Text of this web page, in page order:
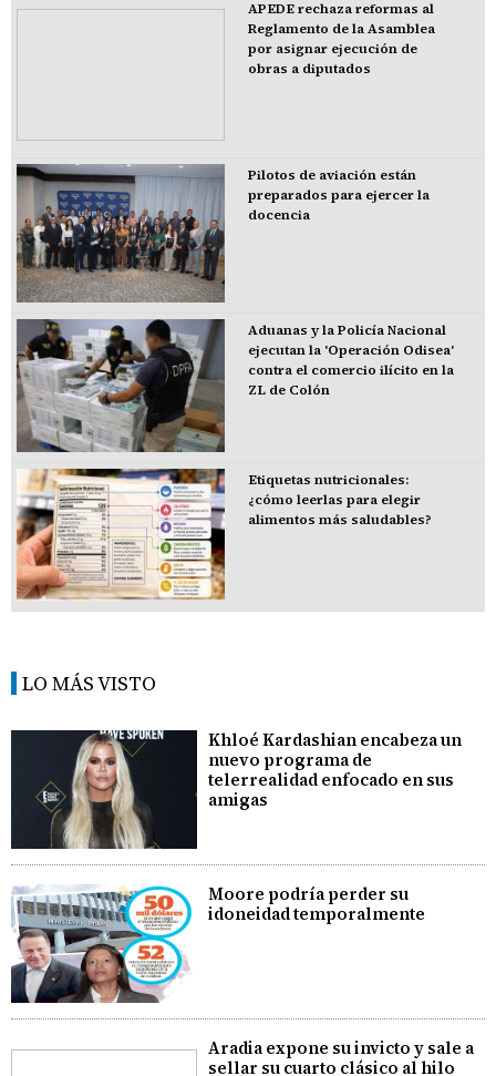
APEDE rechaza reformas al
Reglamento de la Asamblea
por asignar ejecución de
obras a diputados
Pilotos de aviación están
preparados para ejercer la
docencia
Aduanas y la Policía Nacional
ejecutan la 'Operación Odisea'
contra el comercio ilícito en la
ZL de Colón
Etiquetas nutricionales:
¿cómo leerlas para elegir
alimentos más saludables?
LO MÁS VISTO
Khloé Kardashian encabeza un
nuevo programa de
telerrealidad enfocado en sus
amigas
Moore podría perder su
idoneidad temporalmente
Aradia expone su invicto y sale a
sellar su cuarto clásico al hilo